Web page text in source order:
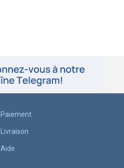
Paiement
Livraison
Aide